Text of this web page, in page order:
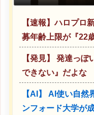
【速報】ハロプロ
募年齢上限が『22
【発見】 発達っ
できない』だよな
【AI】 AI使い自然
ンフォード大学が